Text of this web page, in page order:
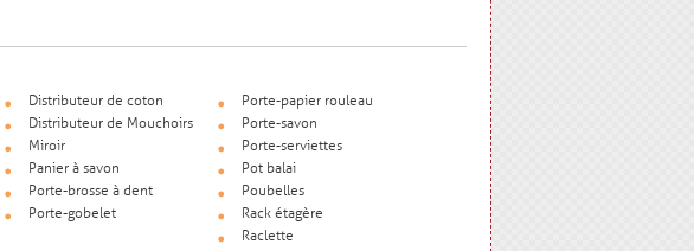
Distributeur de coton
Distributeur de Mouchoirs
Miroir
Panier à savon
Porte-brosse à dent
Porte-gobelet
Porte-papier rouleau
Porte-savon
Porte-serviettes
Pot balai
Poubelles
Rack étagère
Raclette